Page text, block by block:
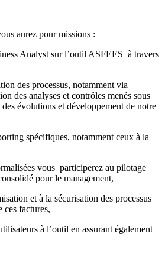
aurez pour missions :
Analyst sur l’outil ASFEES à travers
des processus, notamment via
des analyses et contrôles menés sous
évolutions et développement de notre
spécifiques, notamment ceux à la
vous participerez au pilotage
pour le management,
et à la sécurisation des processus
ces factures,
à l’outil en assurant également